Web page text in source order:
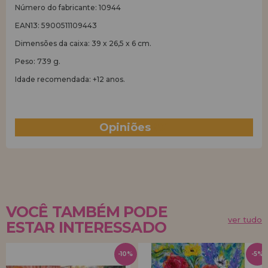
Número do fabricante: 10944
EAN13: 5900511109443
Dimensões da caixa: 39 x 26,5 x 6 cm.
Peso: 739 g.
Idade recomendada: +12 anos.
Opiniões
VOCÊ TAMBÉM PODE
ESTAR INTERESSADO
ver tudo
-10% -5%